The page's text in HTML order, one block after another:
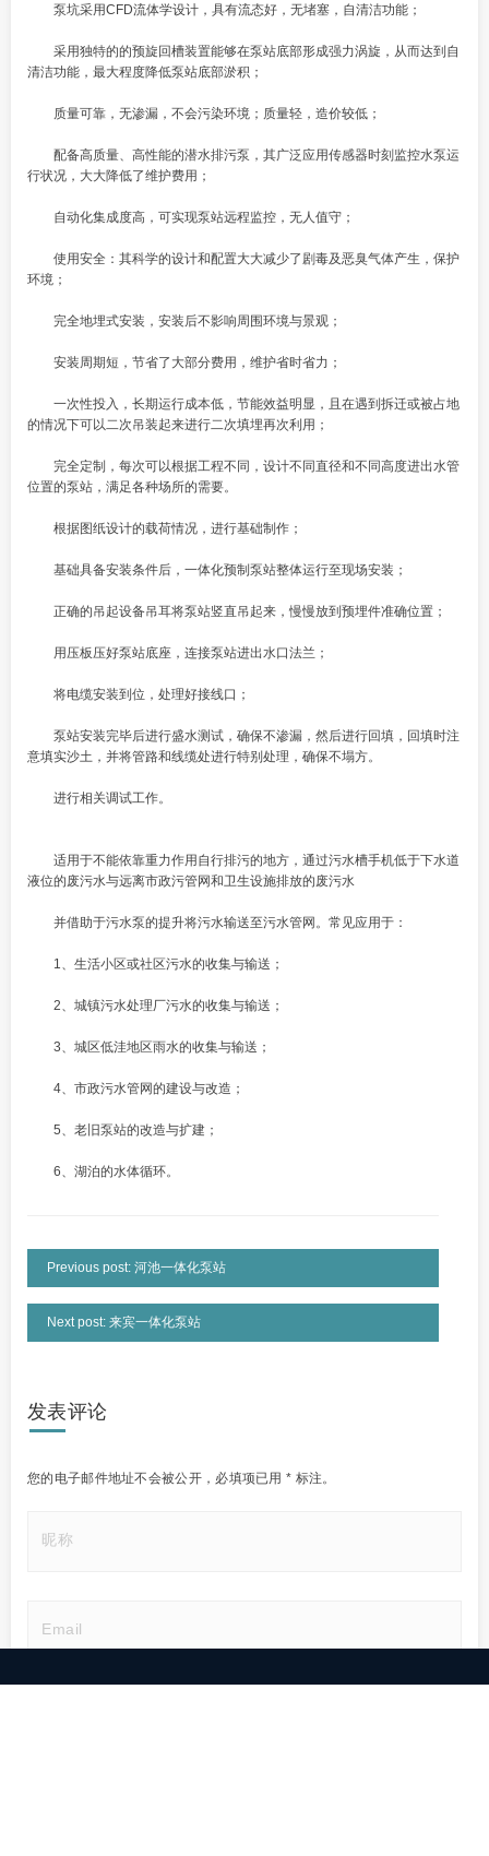
泵坑采用CFD流体学设计，具有流态好，无堵塞，自清洁功能；
采用独特的的预旋回槽装置能够在泵站底部形成强力涡旋，从而达到自
清洁功能，最大程度降低泵站底部淤积；
质量可靠，无渗漏，不会污染环境；质量轻，造价较低；
配备高质量、高性能的潜水排污泵，其广泛应用传感器时刻监控水泵运
行状况，大大降低了维护费用；
自动化集成度高，可实现泵站远程监控，无人值守；
使用安全：其科学的设计和配置大大减少了剧毒及恶臭气体产生，保护
环境；
完全地埋式安装，安装后不影响周围环境与景观；
安装周期短，节省了大部分费用，维护省时省力；
一次性投入，长期运行成本低，节能效益明显，且在遇到拆迁或被占地
的情况下可以二次吊装起来进行二次填埋再次利用；
完全定制，每次可以根据工程不同，设计不同直径和不同高度进出水管
位置的泵站，满足各种场所的需要。
根据图纸设计的载荷情况，进行基础制作；
基础具备安装条件后，一体化预制泵站整体运行至现场安装；
正确的吊起设备吊耳将泵站竖直吊起来，慢慢放到预埋件准确位置；
用压板压好泵站底座，连接泵站进出水口法兰；
将电缆安装到位，处理好接线口；
泵站安装完毕后进行盛水测试，确保不渗漏，然后进行回填，回填时注
意填实沙土，并将管路和线缆处进行特别处理，确保不塌方。
进行相关调试工作。
适用于不能依靠重力作用自行排污的地方，通过污水槽手机低于下水道
液位的废污水与远离市政污管网和卫生设施排放的废污水
并借助于污水泵的提升将污水输送至污水管网。常见应用于：
1、生活小区或社区污水的收集与输送；
2、城镇污水处理厂污水的收集与输送；
3、城区低洼地区雨水的收集与输送；
4、市政污水管网的建设与改造；
5、老旧泵站的改造与扩建；
6、湖泊的水体循环。
Previous post: 河池一体化泵站
Next post: 来宾一体化泵站
发表评论
您的电子邮件地址不会被公开， 必填项已用* 标注。